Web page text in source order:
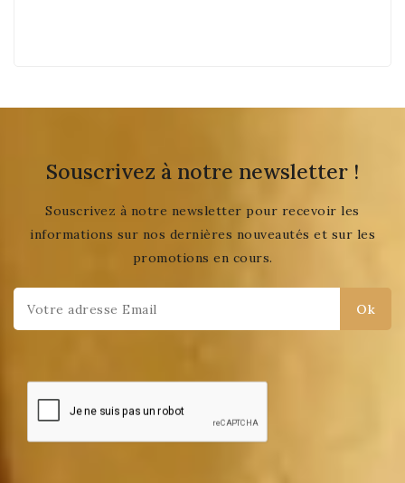
Souscrivez à notre newsletter !
Souscrivez à notre newsletter pour recevoir les
informations sur nos dernières nouveautés et sur les
promotions en cours.